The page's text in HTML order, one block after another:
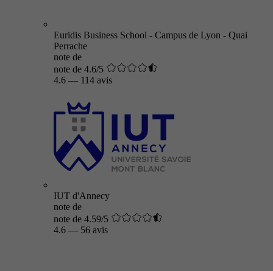
Euridis Business School - Campus de Lyon - Quai
Perrache
note de
note de 4.6/5
4.6 — 114 avis
IUT d'Annecy
note de
note de 4.59/5
4.6 — 56 avis